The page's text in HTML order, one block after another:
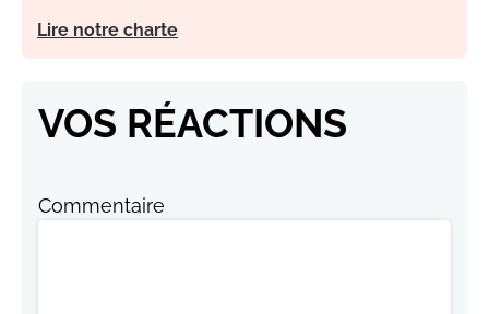
Lire notre charte
VOS RÉACTIONS
Commentaire